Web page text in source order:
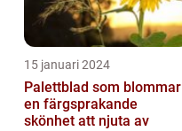
15 januari 2024
Palettblad som blommar
en färgsprakande
skönhet att njuta av